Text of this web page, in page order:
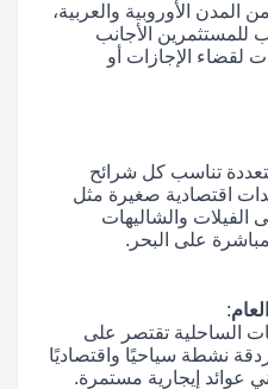
المدن الأوروبية والعربية،
للمستثمرين الأجانب
لقضاء الإجازات أو
تناسب كل شرائح
اقتصادية صغيرة مثل
الفيلات والشاليهات
على البحر.
:
الساحلية تقتصر على
نشطة سياحيًا واقتصاديًا
عوائد إيجارية مستمرة.